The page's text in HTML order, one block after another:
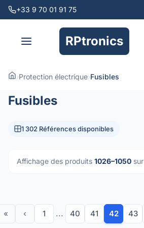
+33 9 70 01 91 75
RPtronics
›Protection électrique›Fusibles
Fusibles
1 302 Références disponibles
Affichage des produits 1026–1050 sur
« ‹ 1 ... 40 41 42 43